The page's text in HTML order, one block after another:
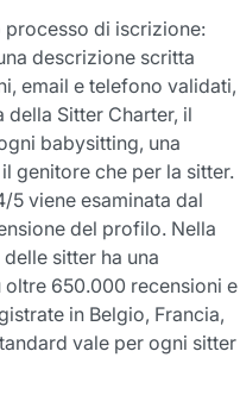
processo di iscrizione:
descrizione scritta
email e telefono validati,
Sitter Charter, il
babysitting, una
genitore che per la sitter.
5 viene esaminata dal
del profilo. Nella
sitter ha una
650.000 recensioni e
in Belgio, Francia,
vale per ogni sitter